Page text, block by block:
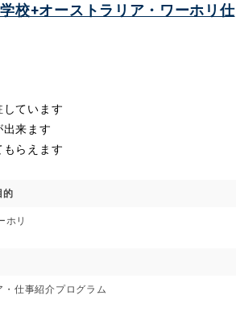
校+オーストラリア・ワーホリ仕
しています
来ます
らえます
的
ホリ
仕事紹介プログラム